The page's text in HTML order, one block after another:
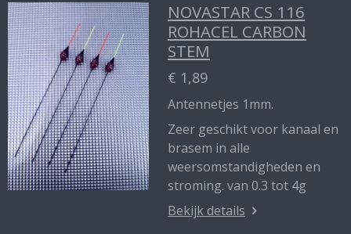
NOVASTAR CS 116
ROHACEL CARBON
STEM
€ 1,89
Antennetjes 1mm.
Zeer geschikt voor kanaal en
brasem in alle
weersomstandigheden en
stroming. van 0.3 tot 4g
Bekijk details